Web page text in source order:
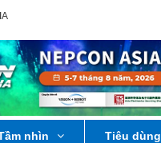
nhìn Tiêu dùng